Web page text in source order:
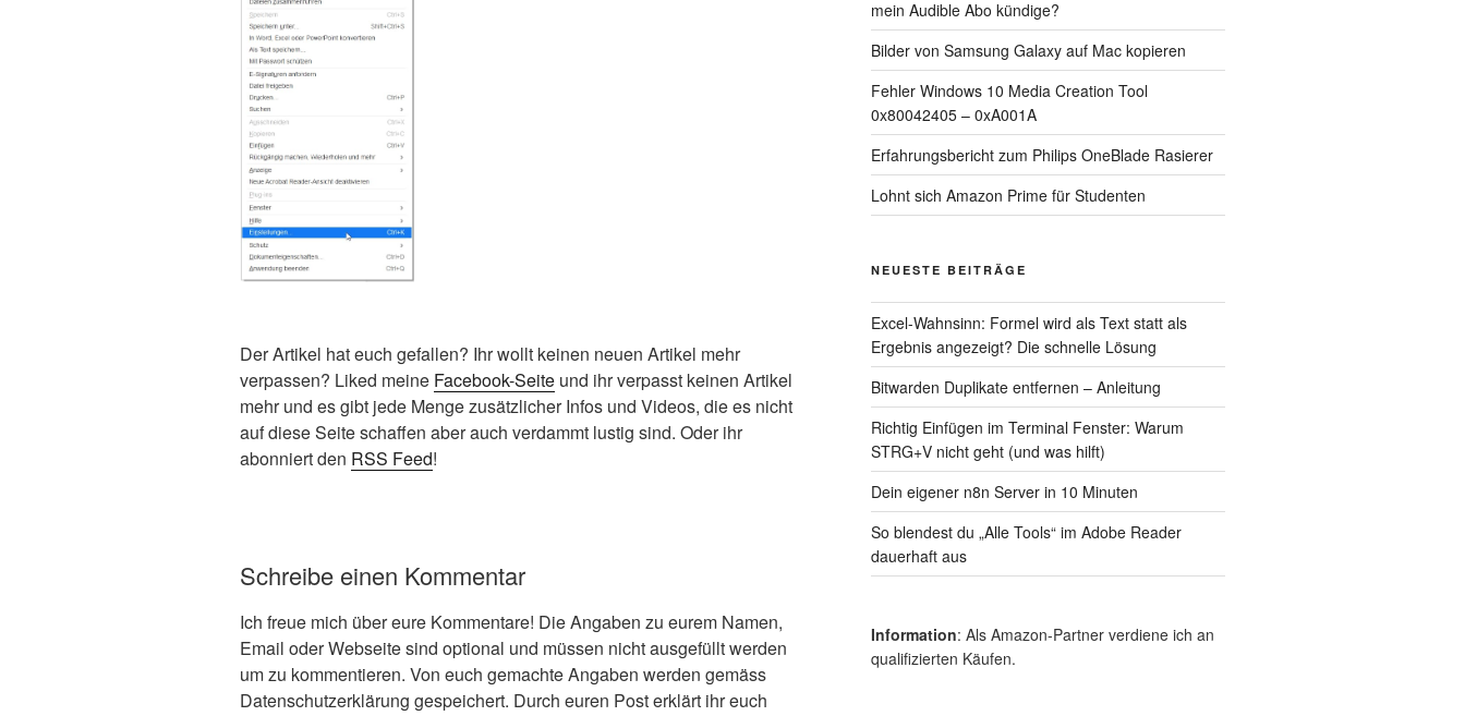
Der Artikel hat euch gefallen? Ihr wollt keinen neuen Artikel mehr
verpassen? Liked meine Facebook-Seite und ihr verpasst keinen Artikel
mehr und es gibt jede Menge zusätzlicher Infos und Videos, die es nicht
auf diese Seite schaffen aber auch verdammt lustig sind. Oder ihr
abonniert den RSS Feed!
Schreibe einen Kommentar
Ich freue mich über eure Kommentare! Die Angaben zu eurem Namen,
Email oder Webseite sind optional und müssen nicht ausgefüllt werden
um zu kommentieren. Von euch gemachte Angaben werden gemäss
Datenschutzerklärung gespeichert. Durch euren Post erklärt ihr euch
mein Audible Abo kündige?
Bilder von Samsung Galaxy auf Mac kopieren
Fehler Windows 10 Media Creation Tool
0x80042405 – 0xA001A
Erfahrungsbericht zum Philips OneBlade Rasierer
Lohnt sich Amazon Prime für Studenten
NEUESTE BEITRÄGE
Excel-Wahnsinn: Formel wird als Text statt als
Ergebnis angezeigt? Die schnelle Lösung
Bitwarden Duplikate entfernen – Anleitung
Richtig Einfügen im Terminal Fenster: Warum
STRG+V nicht geht (und was hilft)
Dein eigener n8n Server in 10 Minuten
So blendest du „Alle Tools“ im Adobe Reader
dauerhaft aus
Information: Als Amazon-Partner verdiene ich an
qualifizierten Käufen.